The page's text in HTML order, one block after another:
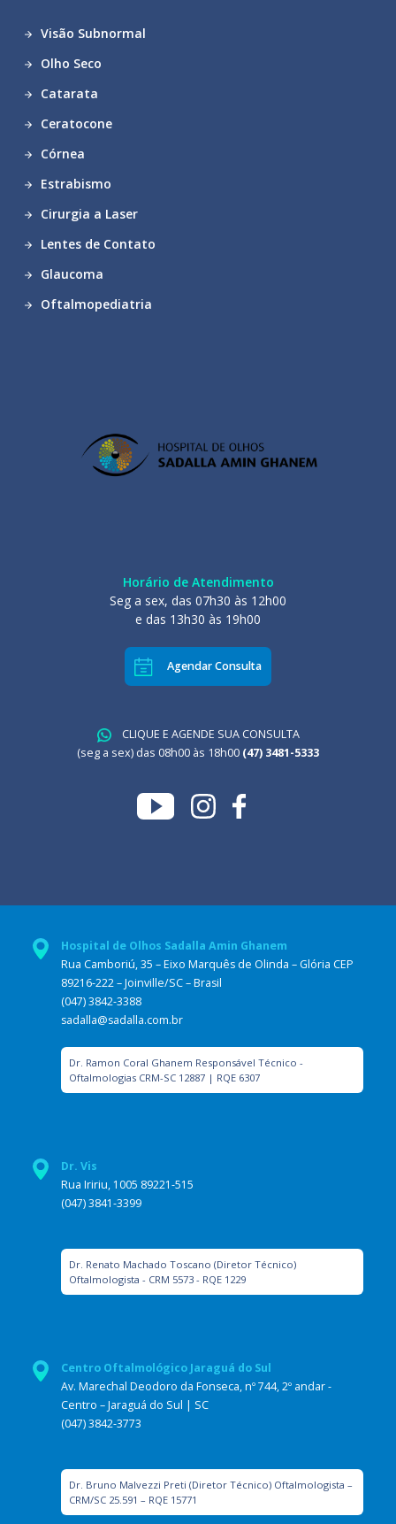
Visão Subnormal
Olho Seco
Catarata
Ceratocone
Córnea
Estrabismo
Cirurgia a Laser
Lentes de Contato
Glaucoma
Oftalmopediatria
Horário de Atendimento
Seg a sex, das 07h30 às 12h00
e das 13h30 às 19h00
Agendar Consulta
CLIQUE E AGENDE SUA CONSULTA
(seg a sex) das 08h00 às 18h00 (47) 3481-5333
Hospital de Olhos Sadalla Amin Ghanem
Rua Camboriú, 35 – Eixo Marquês de Olinda – Glória CEP
89216-222 – Joinville/SC – Brasil
(047) 3842-3388
sadalla@sadalla.com.br
Dr. Ramon Coral Ghanem Responsável Técnico -
Oftalmologias CRM-SC 12887 | RQE 6307
Dr. Vis
Rua Iririu, 1005 89221-515
(047) 3841-3399
Dr. Renato Machado Toscano (Diretor Técnico)
Oftalmologista - CRM 5573 - RQE 1229
Centro Oftalmológico Jaraguá do Sul
Av. Marechal Deodoro da Fonseca, nº 744, 2º andar -
Centro – Jaraguá do Sul | SC
(047) 3842-3773
Dr. Bruno Malvezzi Preti (Diretor Técnico) Oftalmologista –
CRM/SC 25.591 – RQE 15771